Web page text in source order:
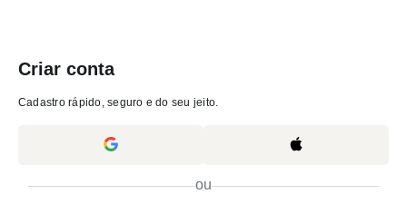
Criar conta
Cadastro rápido, seguro e do seu jeito.
ou